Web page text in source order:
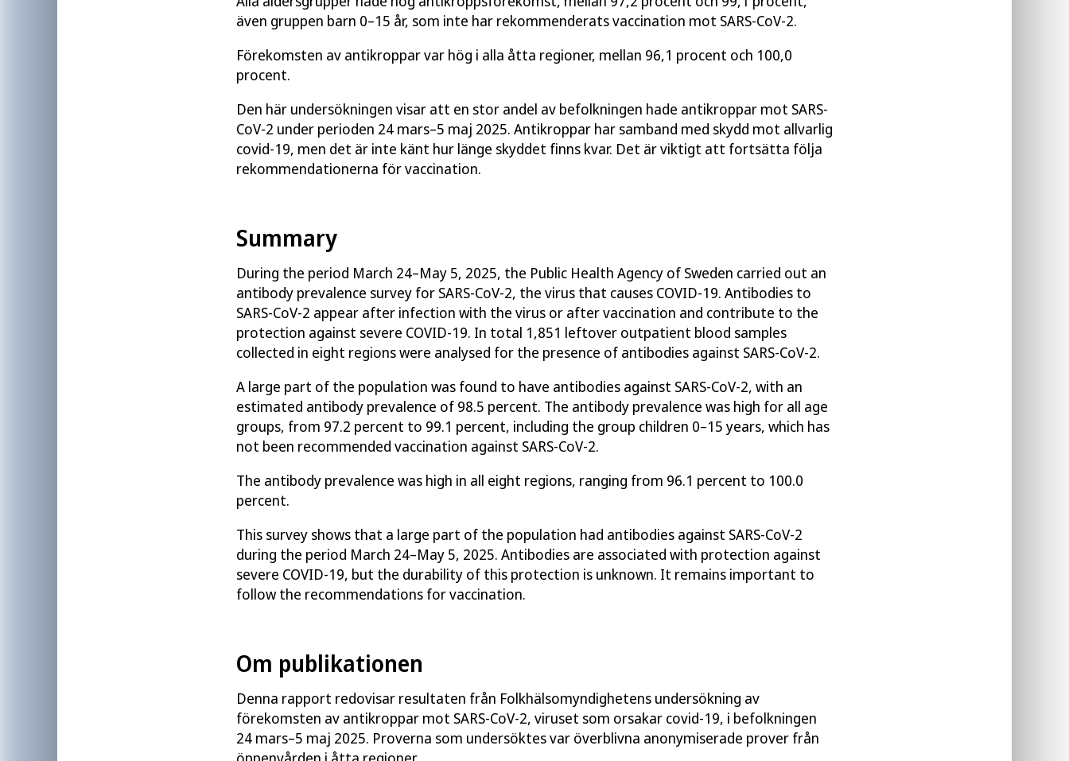
även gruppen barn 0–15 år, som inte har rekommenderats vaccination mot SARS-CoV-2.
Förekomsten av antikroppar var hög i alla åtta regioner, mellan 96,1 procent och 100,0
procent.
Den här undersökningen visar att en stor andel av befolkningen hade antikroppar mot SARS-
CoV-2 under perioden 24 mars–5 maj 2025. Antikroppar har samband med skydd mot allvarlig
covid-19, men det är inte känt hur länge skyddet finns kvar. Det är viktigt att fortsätta följa
rekommendationerna för vaccination.
Summary
During the period March 24–May 5, 2025, the Public Health Agency of Sweden carried out an
antibody prevalence survey for SARS-CoV-2, the virus that causes COVID-19. Antibodies to
SARS-CoV-2 appear after infection with the virus or after vaccination and contribute to the
protection against severe COVID-19. In total 1,851 leftover outpatient blood samples
collected in eight regions were analysed for the presence of antibodies against SARS-CoV-2.
A large part of the population was found to have antibodies against SARS-CoV-2, with an
estimated antibody prevalence of 98.5 percent. The antibody prevalence was high for all age
groups, from 97.2 percent to 99.1 percent, including the group children 0–15 years, which has
not been recommended vaccination against SARS-CoV-2.
The antibody prevalence was high in all eight regions, ranging from 96.1 percent to 100.0
percent.
This survey shows that a large part of the population had antibodies against SARS-CoV-2
during the period March 24–May 5, 2025. Antibodies are associated with protection against
severe COVID-19, but the durability of this protection is unknown. It remains important to
follow the recommendations for vaccination.
Om publikationen
Denna rapport redovisar resultaten från Folkhälsomyndighetens undersökning av
förekomsten av antikroppar mot SARS-CoV-2, viruset som orsakar covid-19, i befolkningen
24 mars–5 maj 2025. Proverna som undersöktes var överblivna anonymiserade prover från